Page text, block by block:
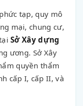
tạp, quy mô
mại, chung cư,
tạiSở Xây dựng
ương. Sở Xây
quyền thẩm
cấp I, cấp II, và